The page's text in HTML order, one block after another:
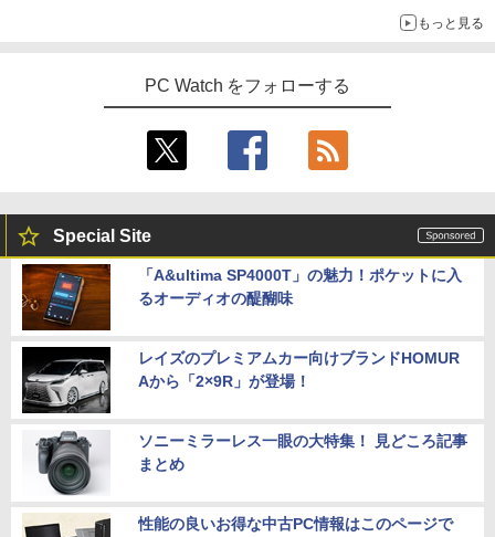
I-O DATA（アイ・オー・データ機器） 3
辺フレームレス＆広視野角ADSパネル
23.8型ワイド液晶ディスプレイ LCD-A24
＼レビュー投稿で選べるプレゼント／【
5歳 6歳 7冊セット】 七田式知力ドリル
いさん もじをよむ・かく めいろ おかね
【ph-A】
もっと見る
PC Watch をフォローする
Special Site
「A&ultima SP4000T」の魅力！ポケットに入
るオーディオの醍醐味
レイズのプレミアムカー向けブランドHOMUR
Aから「2×9R」が登場！
ソニーミラーレス一眼の大特集！ 見どころ記事
まとめ
性能の良いお得な中古PC情報はこのページで